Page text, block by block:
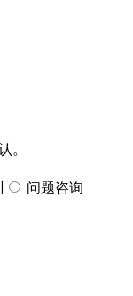
。​
问题咨询